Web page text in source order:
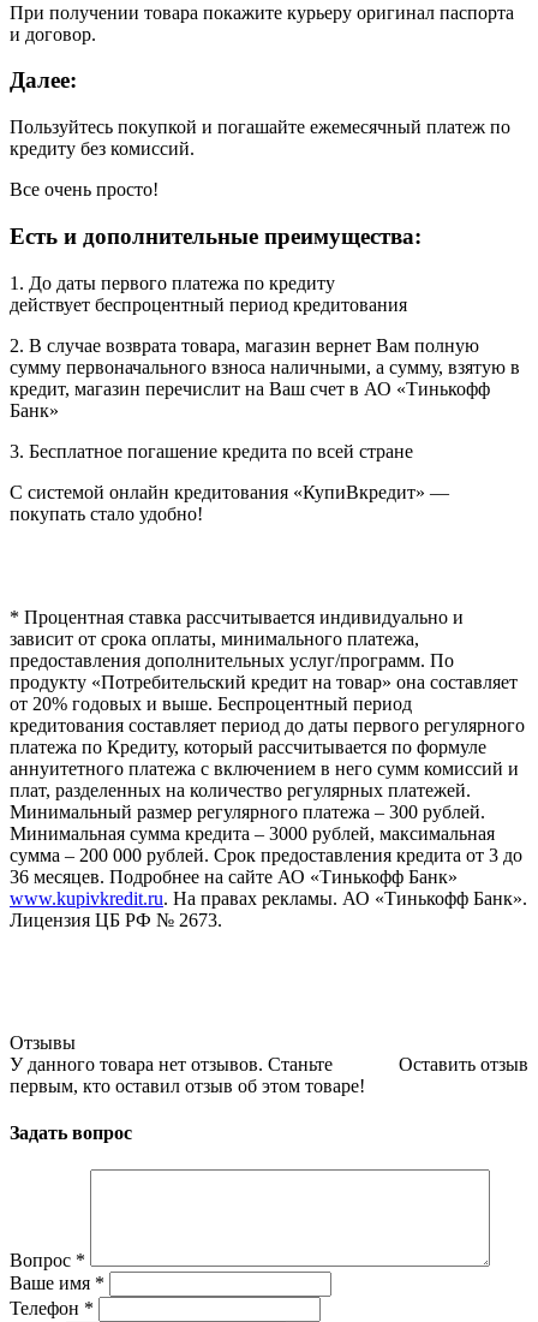
При получении товара покажите курьеру оригинал паспорта
и договор.
Далее:
Пользуйтесь покупкой и погашайте ежемесячный платеж по
кредиту без комиссий.
Все очень просто!
Есть и дополнительные преимущества:
1. До даты первого платежа по кредиту
действует беспроцентный период кредитования
2. В случае возврата товара, магазин вернет Вам полную
сумму первоначального взноса наличными, а сумму, взятую в
кредит, магазин перечислит на Ваш счет в АО «Тинькофф
Банк»
3. Бесплатное погашение кредита по всей стране
С системой онлайн кредитования «КупиВкредит» —
покупать стало удобно!
* Процентная ставка рассчитывается индивидуально и
зависит от срока оплаты, минимального платежа,
предоставления дополнительных услуг/программ. По
продукту «Потребительский кредит на товар» она составляет
от 20% годовых и выше. Беспроцентный период
кредитования составляет период до даты первого регулярного
платежа по Кредиту, который рассчитывается по формуле
аннуитетного платежа с включением в него сумм комиссий и
плат, разделенных на количество регулярных платежей.
Минимальный размер регулярного платежа – 300 рублей.
Минимальная сумма кредита – 3000 рублей, максимальная
сумма – 200 000 рублей. Срок предоставления кредита от 3 до
36 месяцев. Подробнее на сайте АО «Тинькофф Банк»
www.kupivkredit.ru. На правах рекламы. АО «Тинькофф Банк».
Лицензия ЦБ РФ № 2673.
Отзывы
Оставить отзыв
У данного товара нет отзывов. Станьте
первым, кто оставил отзыв об этом товаре!
Задать вопрос
Вопрос *
Ваше имя *
Телефон *